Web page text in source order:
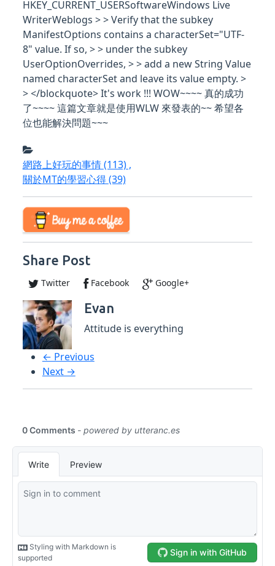
HKEY_CURRENT_USERSoftwareWindows Live
WriterWeblogs > > Verify that the subkey
ManifestOptions contains a characterSet="UTF-
8" value. If so, > > under the subkey
UserOptionOverrides, > > add a new String Value
named characterSet and leave its value empty. >
> </blockquote> It's work !!! WOW~~~~ 真的成功
了~~~~ 這篇文章就是使用WLW 來發表的~~ 希望各
位也能解決問題~~~
網路上好玩的事情(113),
關於MT的學習心得(39)
Share Post
Twitter Facebook Google+
Evan
Attitude is everything
← Previous
Next →